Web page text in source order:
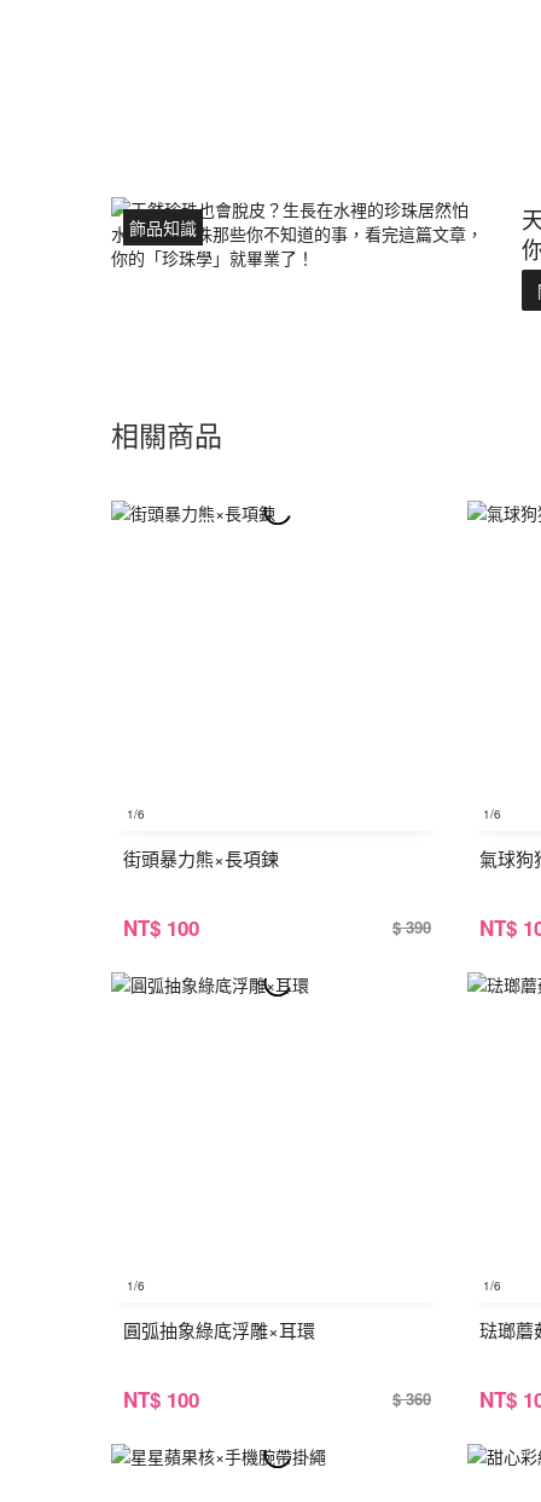
飾品知識
相關商品
1/6
街頭暴力熊×長項鍊
NT$ 100 $ 390
1/6
氣球狗
NT$
1/6
圓弧抽象綠底浮雕×耳環
NT$ 100 $ 360
1/6
琺瑯蘑
NT$